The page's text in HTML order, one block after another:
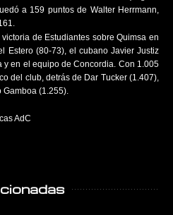
a 159 puntos de Walter Herrmann,
de Estudiantes sobre Quimsa en
Estero (80-73), el cubano Javier Justiz
y en el equipo de Concordia. Con 1.005
del club, detrás de Dar Tucker (1.407),
Gamboa (1.255).
AdC